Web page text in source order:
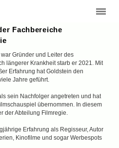
Fachbereiche
Gründer und Leiter des
längerer Krankheit starb er 2021. Mit
Erfahrung hat Goldstein den
Jahre geführt.
sein Nachfolger angetreten und hat
übernommen. In diesem
der Abteilung Filmregie.
Erfahrung als Regisseur, Autor
Kinofilme und sogar Werbespots